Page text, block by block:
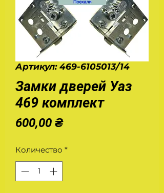
Артикул: 469-6105013/14
Замки дверей Уаз
469 комплект
600,00 ₴Цена
Количество *